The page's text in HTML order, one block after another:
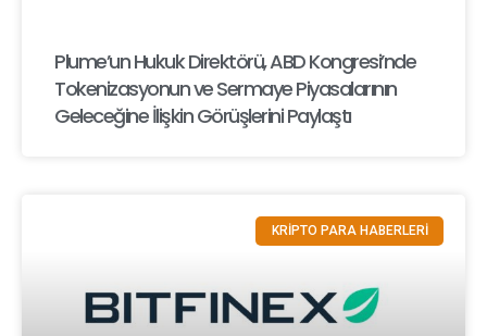
Plume’un Hukuk Direktörü, ABD Kongresi’nde
Tokenizasyonun ve Sermaye Piyasalarının
Geleceğine İlişkin Görüşlerini Paylaştı
KRİPTO PARA HABERLERİ